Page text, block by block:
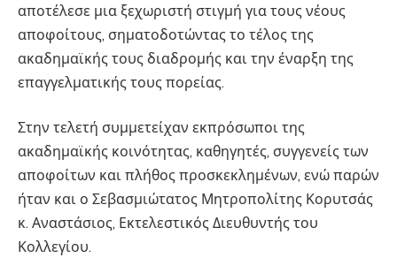
αποτέλεσε μια ξεχωριστή στιγμή για τους νέους
αποφοίτους, σηματοδοτώντας το τέλος της
ακαδημαϊκής τους διαδρομής και την έναρξη της
επαγγελματικής τους πορείας.
Στην τελετή συμμετείχαν εκπρόσωποι της
ακαδημαϊκής κοινότητας, καθηγητές, συγγενείς των
αποφοίτων και πλήθος προσκεκλημένων, ενώ παρών
ήταν και ο Σεβασμιώτατος Μητροπολίτης Κορυτσάς
κ. Αναστάσιος, Εκτελεστικός Διευθυντής του
Κολλεγίου.